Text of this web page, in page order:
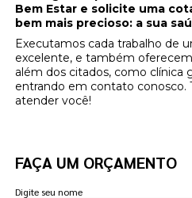
Bem Estar e solicite uma
bem mais precioso: a sua
Executamos cada trabalho de
excelente, e também
além dos citados, como clínica
entrando em contato conosco.
atender você!
FAÇA UM ORÇAMENTO
Digite seu nome